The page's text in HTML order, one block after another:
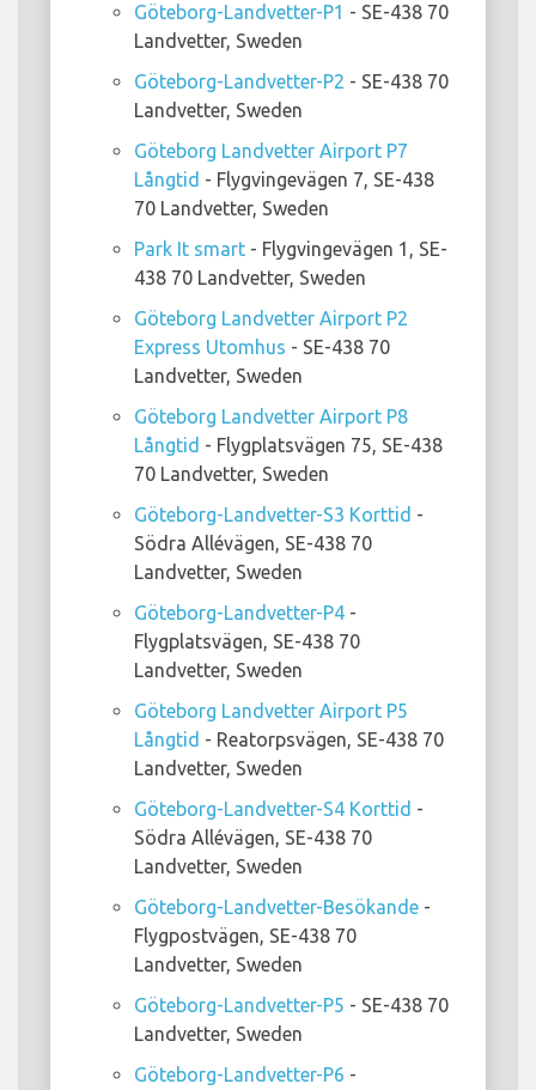
Göteborg-Landvetter-P1 - SE-438 70
Landvetter, Sweden
Göteborg-Landvetter-P2 - SE-438 70
Landvetter, Sweden
Göteborg Landvetter Airport P7
Långtid - Flygvingevägen 7, SE-438
70 Landvetter, Sweden
Park It smart - Flygvingevägen 1, SE-
438 70 Landvetter, Sweden
Göteborg Landvetter Airport P2
Express Utomhus - SE-438 70
Landvetter, Sweden
Göteborg Landvetter Airport P8
Långtid - Flygplatsvägen 75, SE-438
70 Landvetter, Sweden
Göteborg-Landvetter-S3 Korttid -
Södra Allévägen, SE-438 70
Landvetter, Sweden
Göteborg-Landvetter-P4 -
Flygplatsvägen, SE-438 70
Landvetter, Sweden
Göteborg Landvetter Airport P5
Långtid - Reatorpsvägen, SE-438 70
Landvetter, Sweden
Göteborg-Landvetter-S4 Korttid -
Södra Allévägen, SE-438 70
Landvetter, Sweden
Göteborg-Landvetter-Besökande -
Flygpostvägen, SE-438 70
Landvetter, Sweden
Göteborg-Landvetter-P5 - SE-438 70
Landvetter, Sweden
Göteborg-Landvetter-P6 -